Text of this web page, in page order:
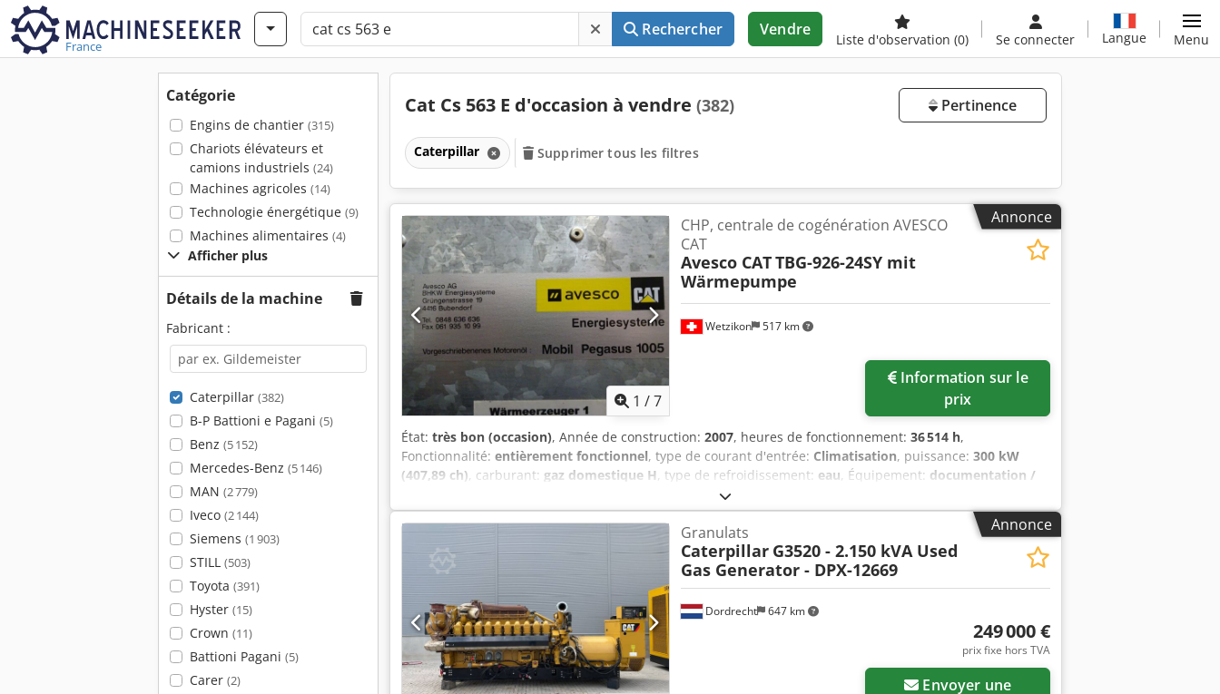
France
Rechercher Vendre
Liste d'observation (0) Se connecter Langue Menu
Catégorie
Engins de chantier (315)
Chariots élévateurs et
camions industriels (24)
Machines agricoles (14)
Technologie énergétique (9)
Machines alimentaires (4)
Afficher plus
Détails de la machine
Fabricant :
Caterpillar (382)
B-P Battioni e Pagani (5)
Benz (5 152)
Mercedes-Benz (5 146)
MAN (2 779)
Iveco (2 144)
Siemens (1 903)
STILL (503)
Toyota (391)
Hyster (15)
Crown (11)
Battioni Pagani (5)
Carer (2)
Cat Cs 563 E d'occasion à vendre (382) Pertinence
Caterpillar Supprimer tous les filtres
Annonce
1 /7
Wetzikon 517 km
CHP, centrale de cogénération AVESCO
CAT
Avesco CATTBG-926-24SY mit
Wärmepumpe
Information sur le
prix
État: très bon (occasion), Année de construction: 2007, heures de fonctionnement: 36 514 h,
Fonctionnalité: entièrement fonctionnel, type de courant d'entrée: Climatisation, puissance: 300 kW
(407,89 ch), carburant: gaz domestique H, type de refroidissement: eau, Équipement: documentation /
, Centrale de cogénération, centrale de cogénération à blocs AVESCO CAT TBG-926-24SY avec
pompe à chaleur Après la mise en service du nouveau système de chauffage au gaz dans notre chaufferie
en septembre 2025, l’installation de cogénération sera disponible. L’installation a été régulièrement
entretenue par des professionnels. Avec 36 514 heures de fonctionnement, elle est en très bon état.
Chodpfx Apszq S Tnsvea L’installation peut fournir de la chaleur et de l’électricité à 70 logements. En mars
2026, un contrôle des émissions a été effectué, voir le protocole de mesure. Sur demande, une visite sur
place peut être organisée. Le démontage et le transport doivent être pris en charge par l’acheteur.
L’estimation des coûts que nous avons établie s’élève à environ 40 000 euros. L’emplacement se trouve à
CH-8620 Wetzikon ZH.
Annonce
Dordrecht 647 km
Granulats
Caterpillar G3520 - 2.150 kVA Used
Gas Generator - DPX-12669
249 000 €
prix fixe hors TVA